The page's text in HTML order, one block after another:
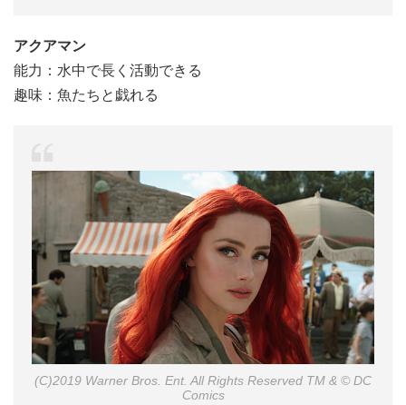
アクアマン
能力：水中で長く活動できる
趣味：魚たちと戯れる
(C)2019 Warner Bros. Ent. All Rights Reserved TM & © DC
Comics